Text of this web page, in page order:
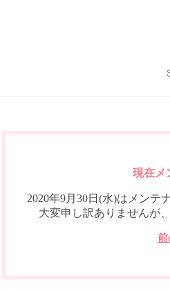
現在メ
2020年9月30日(水)はメンテ
大変申し訳ありませんが
前